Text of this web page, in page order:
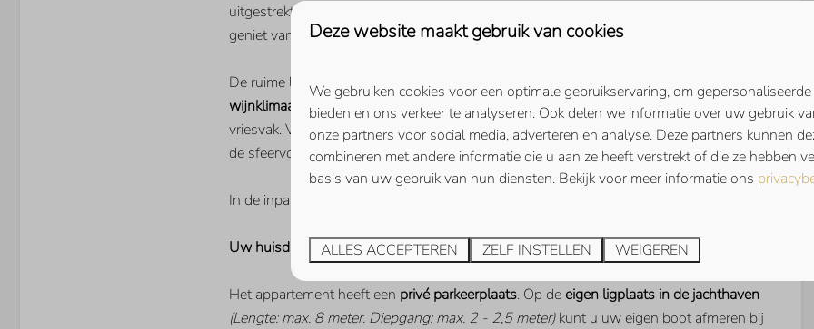
uitgestrekte Veerse Meer. Tot in de late uurtjes varen de bootjes hier voorbij, terwijl u
geniet van een goed glas wijn.
De ruime luxe ingerichte keuken is voorzien van inbouwapparatuur zoals een
wijnklimaatkast, vaatwasser, combi-oven, inductiekookplaat, Quookeren koelkast met
vriesvak. Voor de echte koffieliefhebber is er eenNespresso koffiemachineaanwezig. Aan
de sfeervolle eettafel geniet u van avonden lang tafelen met uw hele gezelschap.
In de inpandige berging is een
Uw huisdier is in dit appartement van harte welkom!
Het appartement heeft een privé parkeerplaats. Op de eigen ligplaats in de jachthaven
(Lengte: max. 8 meter. Diepgang: max. 2 - 2,5 meter)kunt u uw eigen boot afmeren bij
Deze website maakt gebruik van cookies
We gebruiken cookies voor een optimale gebruikservaring, om
bieden en ons verkeer te analyseren. Ook delen we informatie over uw gebruik
onze partners voor social media, adverteren en analyse. Deze partners kunnen
combineren met andere informatie die u aan ze heeft verstrekt of die ze hebben
basis van uw gebruik van hun diensten. Bekijk voor meer informatie ons
ALLES ACCEPTEREN ZELF INSTELLEN WEIGEREN